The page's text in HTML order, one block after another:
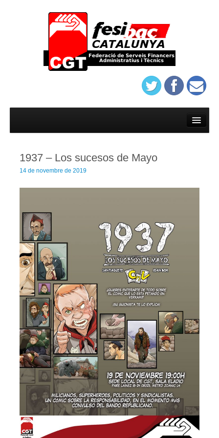
On trobar-nos
On trobar-nos
Agenda
Convenis
Activitats administratives
Conveni Col·lectiu de Consultoria i Estudis de Mercat i
Conveni Col·lectiu d’Enginyeria i Oficines d’Estudis Tècnics
Conveni Col·lectiu d’Oficines i Despatxos 2019-2021
Entitats de crèdit i asseguradores
Conveni Col·lectiu d’Assegurances 2016-2019
Tablas salariales del Convenio de Seguros 2018 y 2019
Conveni Col·lectiu de Banca 2015-2018
Conveni Col·lectiu de Caixes i Entitats d’Estalvi 2011-2014
1937 – Los sucesos de Mayo
14 de novembre de 2019